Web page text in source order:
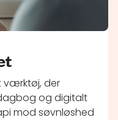
værktøj, der
og digitalt
mod søvnløshed